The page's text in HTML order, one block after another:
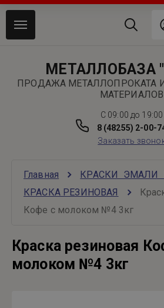
МЕТАЛЛОБАЗА
ПРОДАЖА МЕТАЛЛОПРОКАТА
МАТЕРИАЛОВ
C 09:00 до 19:00
8 (48255) 2-00-
Заказать
Главная
КРАСКИ  ЭМАЛИ
КРАСКА РЕЗИНОВАЯ
Кофе с молоком №4 3кг
Краска резиновая
молоком №4 3кг